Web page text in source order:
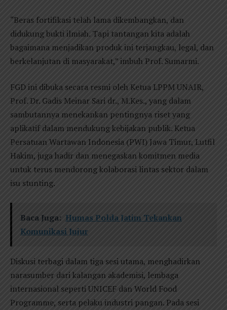
“Beras fortifikasi telah lama dikembangkan, dan
didukung bukti ilmiah. Tapi tantangan kita adalah
bagaimana menjadikan produk ini terjangkau, legal, dan
berkelanjutan di masyarakat,” imbuh Prof. Sumarmi.
FGD ini dibuka secara resmi oleh Ketua LPPM UNAIR,
Prof. Dr. Gadis Meinar Sari dr., M.Kes., yang dalam
sambutannya menekankan pentingnya riset yang
aplikatif dalam mendukung kebijakan publik. Ketua
Persatuan Wartawan Indonesia (PWI) Jawa Timur, Lutfil
Hakim, juga hadir dan menegaskan komitmen media
untuk terus mendorong kolaborasi lintas sektor dalam
isu stunting.
Baca Juga: Humas Polda Jatim Tekankan
Komunikasi Jujur
Diskusi terbagi dalam tiga sesi utama, menghadirkan
narasumber dari kalangan akademisi, lembaga
internasional seperti UNICEF dan World Food
Programme, serta pelaku industri pangan. Pada sesi